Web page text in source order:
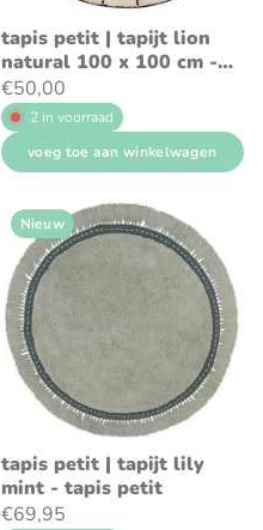
tapis petit | tapijt lion
natural 100 x 100 cm -
tapis petit
€50,00
2 in voorraad
voeg toe aan winkelwagen
Nieuw
tapis petit | tapijt lily
mint - tapis petit
€69,95